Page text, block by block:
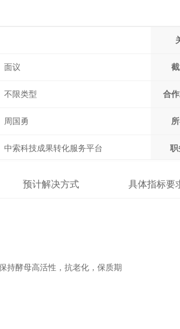
面议
不限类型 合
周国勇
中索科技成果转化服务平台 职
预计解决方式 具体指标要
持酵母高活性，抗老化，保质期